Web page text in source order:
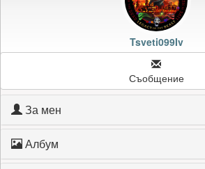
Картичките на Tsveti099Iv
Блокирай Tsveti099IvTsveti099Iv
Съобщение
За мен
Албум